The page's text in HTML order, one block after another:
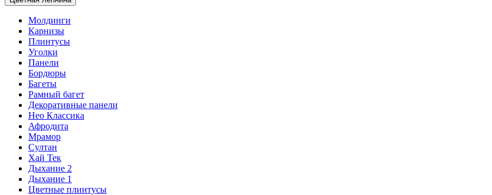
Молдинги
Карнизы
Плинтусы
Уголки
Панели
Бордюры
Багеты
Рамный багет
Декоративные панели
Нео Классика
Афродита
Мрамор
Султан
Хай Тек
Дыхание 2
Дыхание 1
Цветные плинтусы